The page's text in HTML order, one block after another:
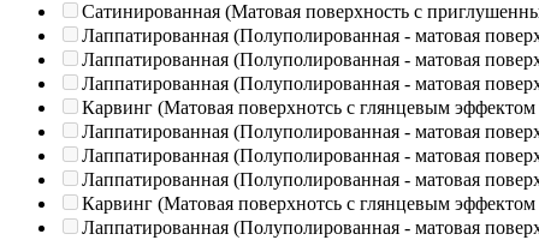
Сатинированная (Матовая поверхность с
Лаппатированная (Полуполированная - матовая
Лаппатированная (Полуполированная - матовая
Лаппатированная (Полуполированная - матовая
Карвинг (Матовая поверхнотсь с глянцевым эффектом
Лаппатированная (Полуполированная - матовая
Лаппатированная (Полуполированная - матовая
Лаппатированная (Полуполированная - матовая
Карвинг (Матовая поверхнотсь с глянцевым эффектом
Лаппатированная (Полуполированная - матовая